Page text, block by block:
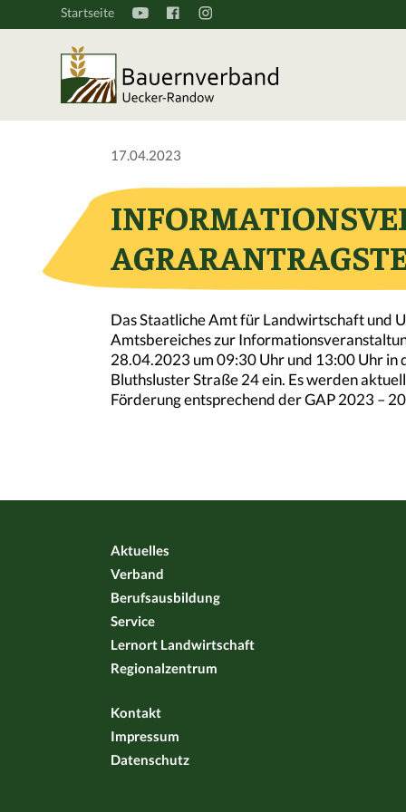
Startseite
17.04.2023
Das Staatliche Amt für Landwirtschaft und
Amtsbereiches zur
28.04.2023 um 09:30 Uhr und 13:00 Uhr in
Bluthsluster Straße 24 ein. Es werden
Förderung entsprechend der GAP 2023 –
Aktuelles
Verband
Berufsausbildung
Service
Lernort Landwirtschaft
Regionalzentrum
Kontakt
Impressum
Datenschutz